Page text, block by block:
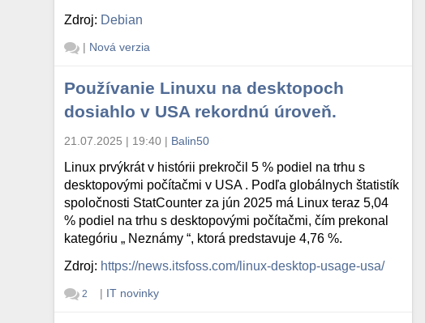
Zdroj: Debian
| Nová verzia
Používanie Linuxu na desktopoch
dosiahlo v USA rekordnú úroveň.
21.07.2025 | 19:40 | Balin50
Linux prvýkrát v histórii prekročil 5 % podiel na trhu s
desktopovými počítačmi v USA . Podľa globálnych štatistík
spoločnosti StatCounter za jún 2025 má Linux teraz 5,04
% podiel na trhu s desktopovými počítačmi, čím prekonal
kategóriu „ Neznámy “, ktorá predstavuje 4,76 %.
Zdroj: https://news.itsfoss.com/linux-desktop-usage-usa/
2 | IT novinky